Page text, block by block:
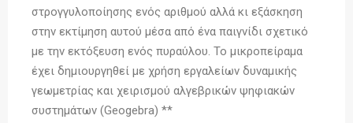
στρογγυλοποίησης ενός αριθμού αλλά κι εξάσκηση
στην εκτίμηση αυτού μέσα από ένα παιγνίδι σχετικό
με την εκτόξευση ενός πυραύλου. To μικροπείραμα
έχει δημιουργηθεί με χρήση εργαλείων δυναμικής
γεωμετρίας και χειρισμού αλγεβρικών ψηφιακών
συστημάτων (Geogebra) **